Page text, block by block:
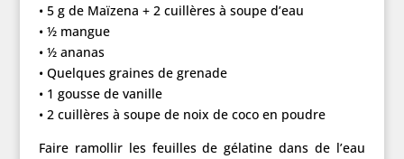
• 5 g de Maïzena + 2 cuillères à soupe d’eau
• ½ mangue
• ½ ananas
• Quelques graines de grenade
• 1 gousse de vanille
• 2 cuillères à soupe de noix de coco en poudre
Faire ramollir les feuilles de gélatine dans de l’eau